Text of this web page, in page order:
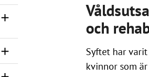
och
Syftet har
kvinnor som